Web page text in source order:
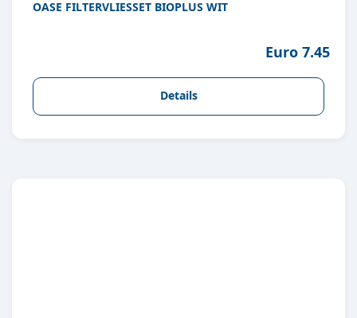
OASE FILTERVLIESSET BIOPLUS WIT
Euro 7.45
Details